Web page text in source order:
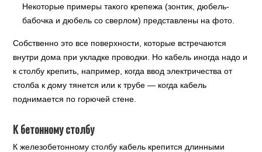
Некоторые примеры такого крепежа (зонтик, дюбель-
бабочка и дюбель со сверлом) представлены на фото.
Собственно это все поверхности, которые встречаются
внутри дома при укладке проводки. Но кабель иногда надо и
к столбу крепить, например, когда ввод электричества от
столба к дому тянется или к трубе — когда кабель
поднимается по горючей стене.
К бетонному столбу
К железобетонному столбу кабель крепится длинными